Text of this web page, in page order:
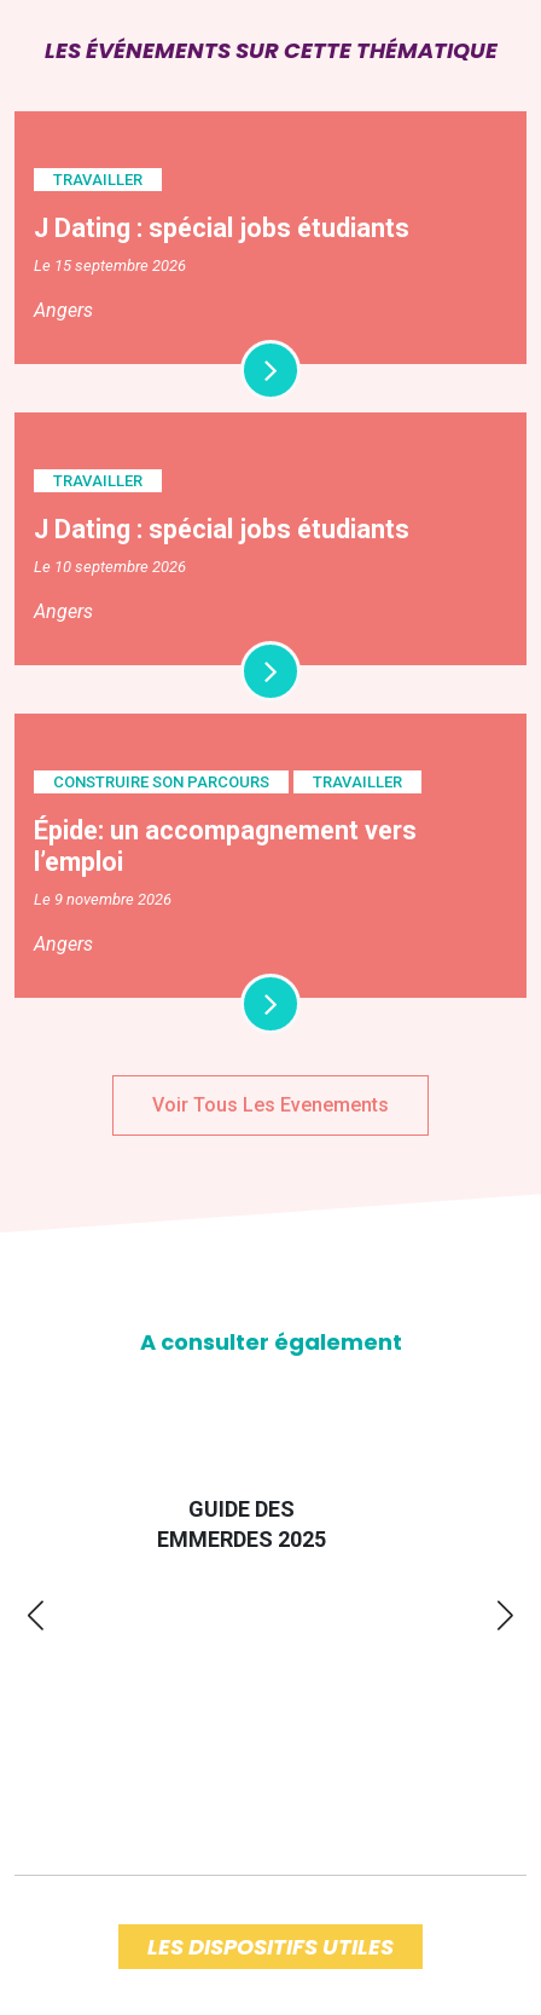
LES ÉVÉNEMENTS SUR CETTE THÉMATIQUE
TRAVAILLER
J Dating : spécial jobs étudiants
Le 15 septembre 2026
Angers
TRAVAILLER
J Dating : spécial jobs étudiants
Le 10 septembre 2026
Angers
CONSTRUIRE SON PARCOURS TRAVAILLER
Épide: un accompagnement vers
l’emploi
Le 9 novembre 2026
Angers
Voir Tous Les Evenements
A consulter également
GUIDE DES
EMMERDES 2025
LES DISPOSITIFS UTILES